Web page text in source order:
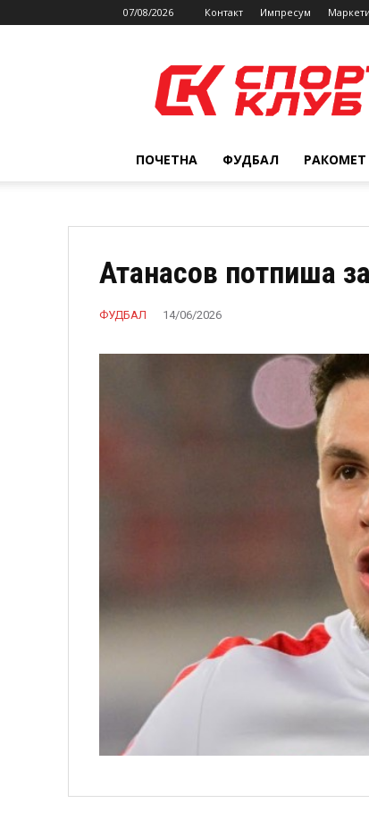
07/08/2026 Контакт Импресум
ПОЧЕТНА ФУДБАЛ РАКОМЕТ
Атанасов потпиша
ФУДБАЛ 14/06/2026